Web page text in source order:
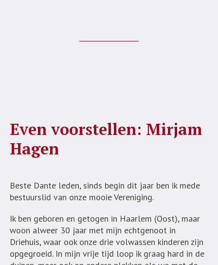
Even voorstellen: Mirjam
Hagen
Beste Dante leden, sinds begin dit jaar ben ik mede
bestuurslid van onze mooie Vereniging.
Ik ben geboren en getogen in Haarlem (Oost), maar
woon alweer 30 jaar met mijn echtgenoot in
Driehuis, waar ook onze drie volwassen kinderen zijn
opgegroeid. In mijn vrije tijd loop ik graag hard in de